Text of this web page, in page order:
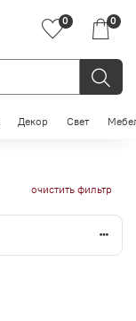
0 0
Декор Свет
очистить фильтр